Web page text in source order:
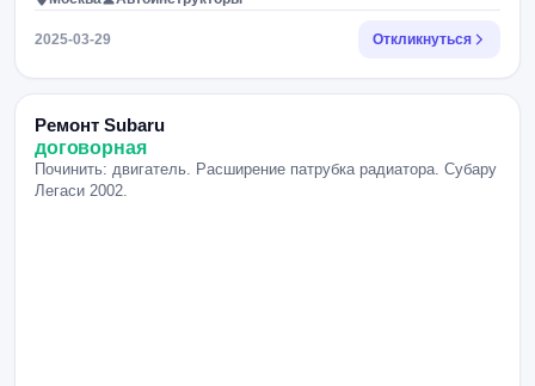
2025-03-29 Откликнуться
Ремонт Subaru
договорная
Починить: двигатель. Расширение патрубка радиатора. Субару
Легаси 2002.